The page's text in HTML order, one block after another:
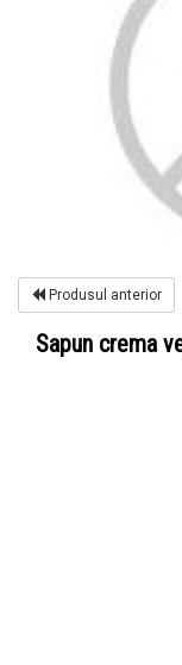
Produsul anterior
Sapun crema